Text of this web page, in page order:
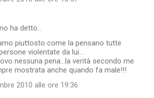
ha detto…
piuttosto come la pensano tutte
violentate da lui...
nessuna pena...la verità secondo me
mostrata anche quando fa male!!!
2010 alle ore 19:36